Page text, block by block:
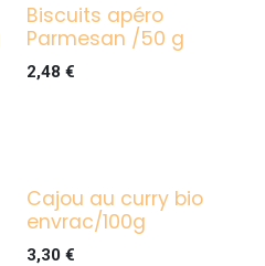
Biscuits apéro
Parmesan /50 g
2,48 €
Cajou au curry bio
envrac/100g
3,30€